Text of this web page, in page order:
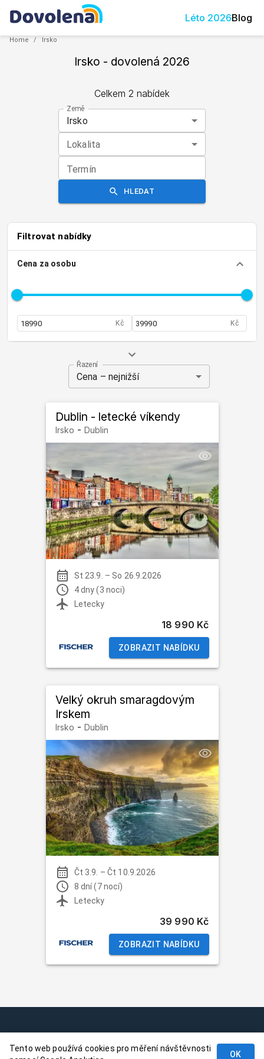
Léto 2026Blog
Home / Irsko
Irsko - dovolená 2026
Celkem 2 nabídek
Země
Irsko
Lokalita
Termín
HLEDAT
Filtrovat nabídky
Cena za osobu
Kč Kč
Řazení
Cena – nejnižší
Dublin - letecké víkendy
Irsko - Dublin
St 23.9. – So 26.9.2026
4 dny (3 noci)
Letecky
18 990 Kč
ZOBRAZIT NABÍDKU
Velký okruh smaragdovým
Irskem
Irsko - Dublin
Čt 3.9. –Čt 10.9.2026
8 dní (7 nocí)
Letecky
39 990 Kč
ZOBRAZIT NABÍDKU
Tento web používá cookies pro měření návštěvnosti
OK
Kontakt